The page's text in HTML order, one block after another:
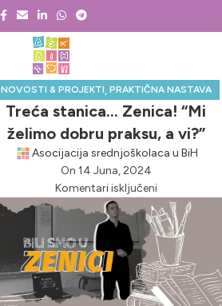
NOVOSTI & PROJEKTI, PRAKTIČNA NASTAVA
Treća stanica… Zenica! “Mi
želimo dobru praksu, a vi?”
Asocijacija srednjoškolaca u BiH
On 14 Juna, 2024
Komentari isključeni